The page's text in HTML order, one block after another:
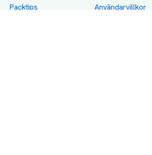
Packtips
Användarvillkor